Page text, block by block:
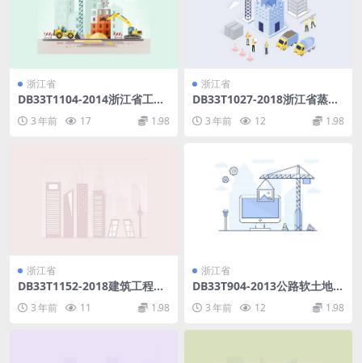
浙江省
DB33T1104-2014浙江省工程
建设标准《建设工程监理工作
标准》.pdf
3 年前 17 1.98
浙江省
DB33T1027-2018浙江省蒸压
加气混凝土砌块应用技术规程
[附条文说明].pdf
3 年前 12 1.98
浙江省
DB33T1152-2018建筑工程建
筑面积计算和竣工综合测量技
术规程.pdf
3 年前 11 1.98
浙江省
DB33T904-2013公路软土地基
3 年前 12 1.98